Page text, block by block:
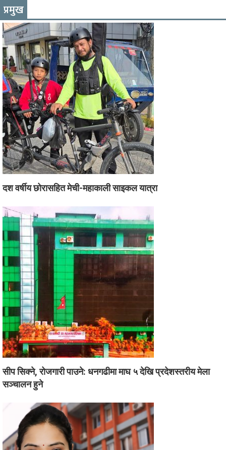
प्रमुख
दश वर्षीय छोरासहित मेची-महाकाली साइकल यात्रा
सीप सिक्ने, रोजगारी पाउने: धनगढीमा माघ ५ देखि प्रदेशस्तरीय मेला
सञ्चालन हुने